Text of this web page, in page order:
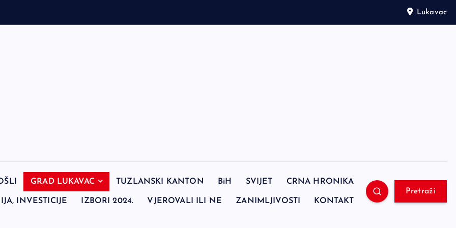
Lukavac
GRAD LUKAVAC TUZLANSKI KANTON BiH SVIJET CRNA HRONIKA
INVESTICIJE IZBORI 2024. VJEROVALI ILI NE ZANIMLJIVOSTI KONTAKT
Pretraži